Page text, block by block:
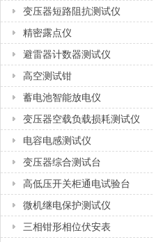
变压器短路阻抗测试仪
精密露点仪
避雷器计数器测试仪
高空测试钳
蓄电池智能放电仪
变压器空载负载损耗测试仪
电容电感测试仪
变压器综合测试台
高低压开关柜通电试验台
微机继电保护测试仪
三相钳形相位伏安表